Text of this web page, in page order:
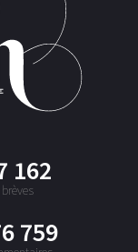
162
brèves
759